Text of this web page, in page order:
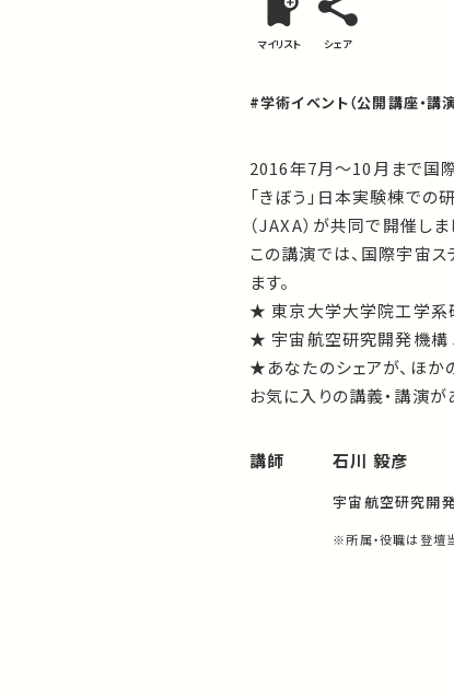
マイリスト シェア
#学術イベント（公開講座・講
2016年7月～10月まで国
「きぼう」日本実験棟で
（JAXA）が共同で開催しま
この講演では、国際宇宙ス
ます。
★ 東京大学大学院工学系
★ 宇宙航空研究開発機構
★あなたのシェアが、ほか
お気に入りの講義・講演
講師 石川 毅彦
宇宙航空研究開
※所属・役職は登壇